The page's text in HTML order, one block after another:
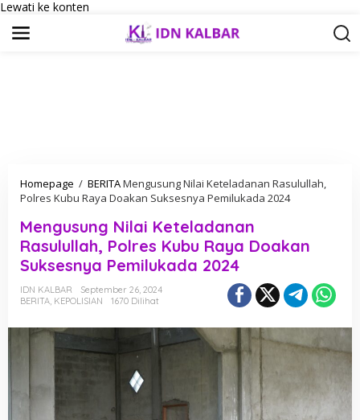
Lewati ke konten
Homepage / BERITAMengusung Nilai Keteladanan Rasulullah,
Polres Kubu Raya Doakan Suksesnya Pemilukada 2024
Mengusung Nilai Keteladanan
Rasulullah, Polres Kubu Raya Doakan
Suksesnya Pemilukada 2024
IDN KALBAR
September 26, 2024
BERITA, KEPOLISIAN 1670 Dilihat